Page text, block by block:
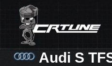
Audi S